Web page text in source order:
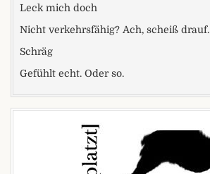
Leck mich doch
Nicht verkehrsfähig? Ach, scheiß drauf.
Schräg
Gefühlt echt. Oder so.